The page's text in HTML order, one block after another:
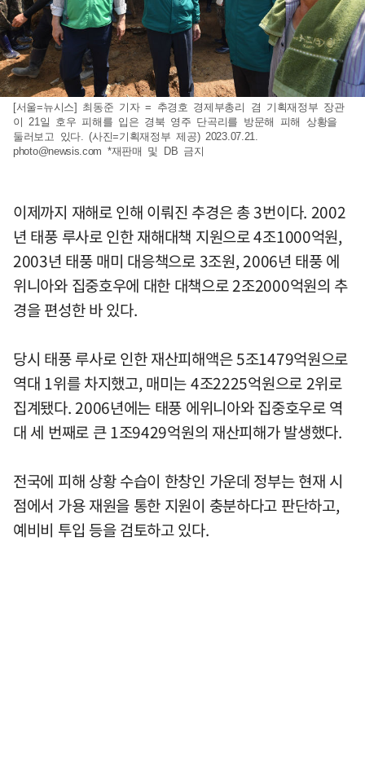
[서울=뉴시스] 최동준 기자 = 추경호 경제부총리 겸 기획재정부 장관
이 21일 호우 피해를 입은 경북 영주 단곡리를 방문해 피해 상황을
둘러보고 있다. (사진=기획재정부 제공) 2023.07.21.
photo@newsis.com *재판매 및 DB 금지
이제까지 재해로 인해 이뤄진 추경은 총 3번이다. 2002
년 태풍 루사로 인한 재해대책 지원으로 4조1000억원,
2003년 태풍 매미 대응책으로 3조원, 2006년 태풍 에
위니아와 집중호우에 대한 대책으로 2조2000억원의 추
경을 편성한 바 있다.
당시 태풍 루사로 인한 재산피해액은 5조1479억원으로
역대 1위를 차지했고, 매미는 4조2225억원으로 2위로
집계됐다. 2006년에는 태풍 에위니아와 집중호우로 역
대 세 번째로 큰 1조9429억원의 재산피해가 발생했다.
전국에 피해 상황 수습이 한창인 가운데 정부는 현재 시
점에서 가용 재원을 통한 지원이 충분하다고 판단하고,
예비비 투입 등을 검토하고 있다.